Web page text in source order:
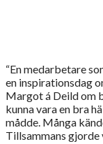
“En medarbetare
en inspirationsdag
Margot á Deild om
kunna vara en bra
mådde. Många
Tillsammans